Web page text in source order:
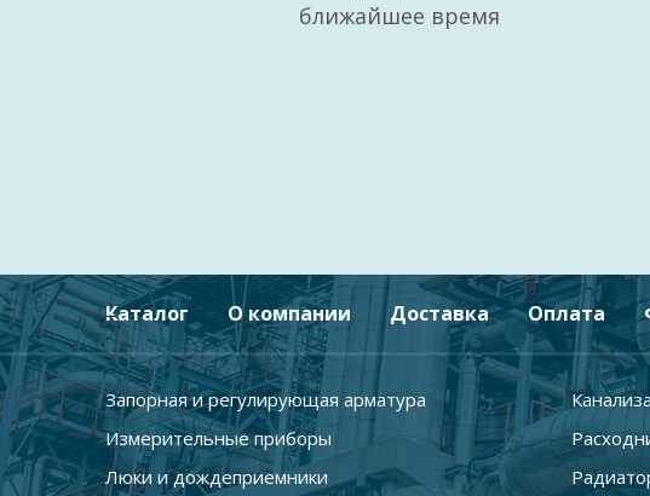
ближайшее время
Каталог О компании Доставка Оплата
Запорная и регулирующая арматура
Измерительные приборы
Люки и дождеприемники